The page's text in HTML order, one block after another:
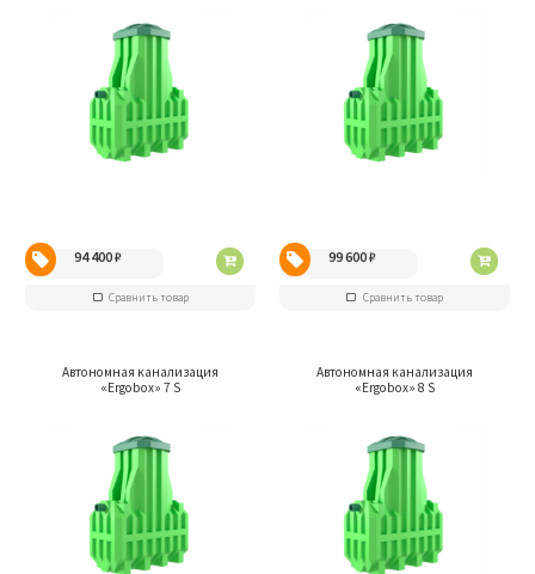
94 400₽
Сравнить товар
99 600₽
Сравнить товар
Автономная канализация
«Ergobox» 7 S
Автономная канализация
«Ergobox» 8 S